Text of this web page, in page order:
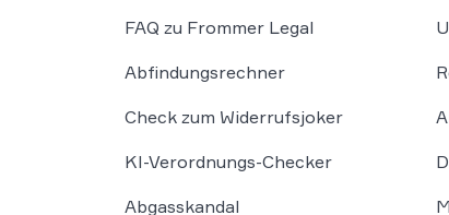
FAQ zu Frommer Legal
Abfindungsrechner
Check zum Widerrufsjoker
KI-Verordnungs-Checker
Abgasskandal